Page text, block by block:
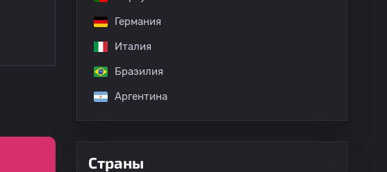
Германия
Италия
Бразилия
Аргентина
Страны